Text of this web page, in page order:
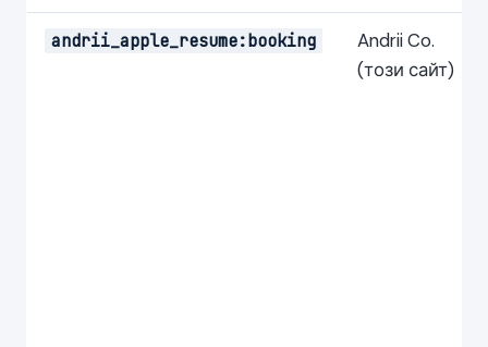
andrii_apple_resume:booking
Andrii Co.
(този сайт)